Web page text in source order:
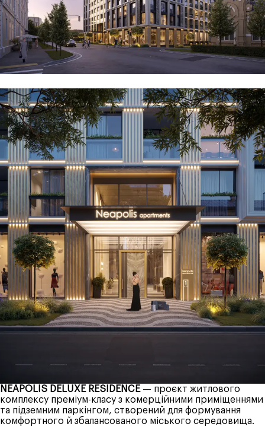
NEAPOLIS DELUXE RESIDENCE— проєкт житлового
комплексу преміум-класу з комерційними приміщеннями
та підземним паркінгом, створений для формування
комфортного й збалансованого міського середовища.